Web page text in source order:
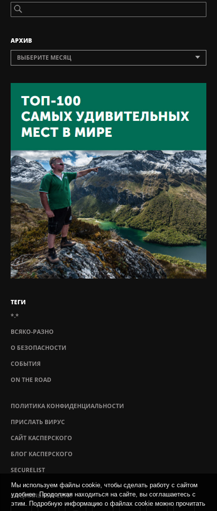
AРХИВ
ВЫБЕРИТЕ МЕСЯЦ
ТЕГИ
*.*
ВСЯКО-РАЗНО
О БЕЗОПАСНОСТИ
СОБЫТИЯ
ON THE ROAD
ПОЛИТИКА КОНФИДЕНЦИАЛЬНОСТИ
ПРИСЛАТЬ ВИРУС
САЙТ КАСПЕРСКОГО
БЛОГ КАСПЕРСКОГО
SECURELIST
СОЦИАЛЬНЫЕ СЕТИ
Мы используем файлы cookie, чтобы сделать работу с сайтом
удобнее. Продолжая находиться на сайте, вы соглашаетесь с
этим. Подробную информацию о файлах cookie можно прочитать